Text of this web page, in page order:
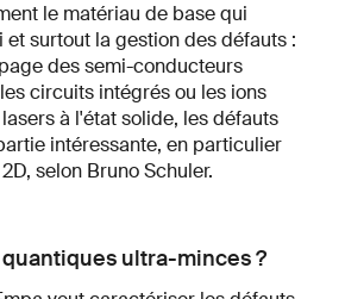
le matériau de base qui
surtout la gestion des défauts :
des semi-conducteurs
circuits intégrés ou les ions
à l'état solide, les défauts
intéressante, en particulier
selon Bruno Schuler.
ultra-minces ?